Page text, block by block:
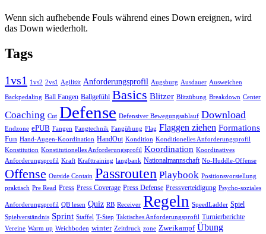
Wenn sich aufhebende Fouls während eines Down ereignen, wird
das Down wiederholt.
Primärer
Widget-
Bereich
Tags
1vs1 1vs2 2vs1 Agilität Anforderungsprofil Augsburg Ausdauer Ausweichen
Backpedaling Ball Fangen Ballgefühl Basics Blitzer Blitzübung Breakdown Center
Coaching Cut Defense Defensiver Bewegungsablauf Download
Endzone ePUB Fangen Fangtechnik Fangübung Flag Flaggen ziehen Formations
Fun Hand-Augen-Koordination HandOut Kondition Konditionelles Anforderungsprofil
Konstitution Konstitutionelles Anforderungsprofil Koordination Koordinatives
Anforderungsprofil Kraft Krafttraining langbank Nationalmannschaft No-Huddle-Offense
Offense Outside Contain Passrouten Playbook Positionsvorstellung
praktisch Pre Read Press Press Coverage Press Defense Pressverteidigung Psycho-soziales
Anforderungsprofil QB lesen Quiz RB Receiver Regeln SpeedLadder Spiel
Spielverständnis Sprint Staffel T-Step Taktisches Anforderungsprofil Turnierberichte
Vereine Warm up Weichboden winter Zeitdruck zone Zweikampf Übung